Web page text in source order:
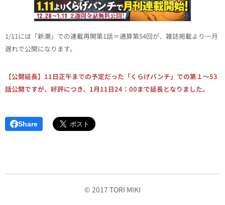
1/11には「新潮」での連載再開第1話＝通算第54回が、雑誌掲載より一月
遅れで公開になります。
【公開延長】11日正午までの予定だった「くらげバンチ」での第１〜53
話公開ですが、好評につき、1月11日24：00まで延長となりました。
Share
© 2017 TORI MIKI